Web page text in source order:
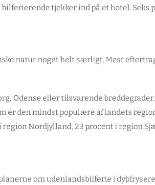
tjekker ind på et hotel. Seks
natur noget helt særligt. Mest
Odense eller tilsvarende
er den mindst populære af landets
Nordjylland, 23 procent i region
om udenlandsbilferie i